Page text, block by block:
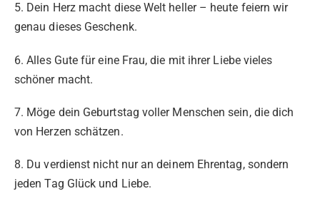
5. Dein Herz macht diese Welt heller – heute feiern wir
genau dieses Geschenk.
6. Alles Gute für eine Frau, die mit ihrer Liebe vieles
schöner macht.
7. Möge dein Geburtstag voller Menschen sein, die dich
von Herzen schätzen.
8. Du verdienst nicht nur an deinem Ehrentag, sondern
jeden Tag Glück und Liebe.